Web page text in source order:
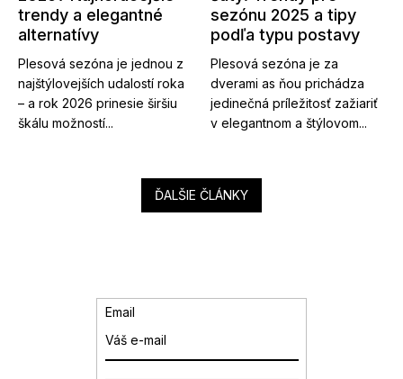
trendy a elegantné
alternatívy
Plesová sezóna je jednou z
najštýlovejších udalostí roka
– a rok 2026 prinesie širšiu
škálu možností...
sezónu 2025 a tipy
podľa typu postavy
Plesová sezóna je za
dverami as ňou prichádza
jedinečná príležitosť zažiariť
v elegantnom a štýlovom...
ĎALŠIE ČLÁNKY
Email